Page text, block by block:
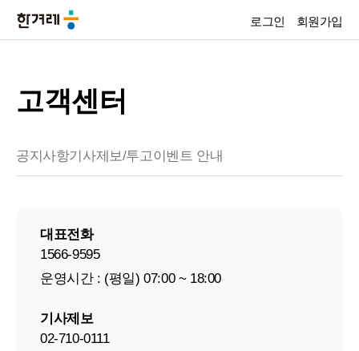
로그인 회원가입
고객센터
공지사항기사제보/투고이벤트 안내
대표전화
1566-9595
운영시간 : (평일) 07:00 ~ 18:00
기사제보
02-710-0111